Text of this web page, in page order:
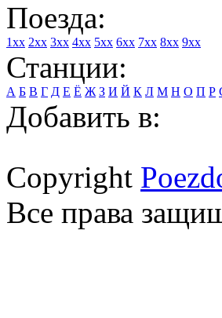
Поезда:
1xx 2xx 3xx 4xx 5xx 6xx 7xx 8xx 9xx
Станции:
А Б В Г Д Е Ё Ж З И Й К Л М Н О П Р
Добавить в:
Copyright
Все права